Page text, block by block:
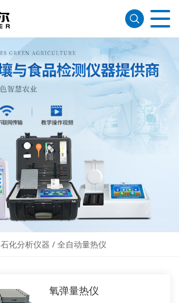
石化分析仪器 / 全自动量热仪
氧弹量热仪